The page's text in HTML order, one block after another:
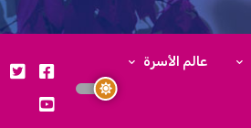
عالم الأسرة